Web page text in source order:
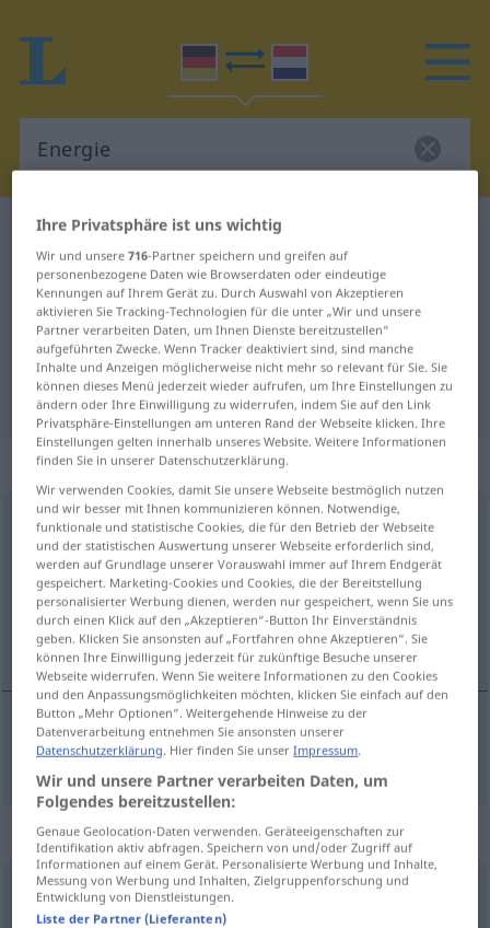
Deutsch-Niederländisch Wörterbuch
Deutsch-Niederländisch
Übersetzung für "Energie"
"Energie" Niederländisch
Übersetzung
„Energie“: Femininum, weiblich
Energie [-ˈgiː]f
Übersicht aller Übersetzungen
(Für mehr Details die Übersetzung anklicken/antippen)
energie
energie Energie a. FIG
Synonyme für "Energie"
Dynamik,Stärke
Ihre Privatsphäre ist uns wichtig
Wir und unsere716-Partner speichern und greifen auf
personenbezogene Daten wie Browserdaten oder eindeutige
Kennungen auf Ihrem Gerät zu. Durch Auswahl von Akzeptieren
aktivieren Sie Tracking-Technologien für die unter „Wir und unsere
Partner verarbeiten Daten, um Ihnen Dienste bereitzustellen“
aufgeführten Zwecke. Wenn Tracker deaktiviert sind, sind manche
Inhalte und Anzeigen möglicherweise nicht mehr so relevant für Sie. Sie
können dieses Menü jederzeit wieder aufrufen, um Ihre Einstellungen zu
ändern oder Ihre Einwilligung zu widerrufen, indem Sie auf den Link
Privatsphäre-Einstellungen am unteren Rand der Webseite klicken. Ihre
Einstellungen gelten innerhalb unseres Website. Weitere Informationen
finden Sie in unserer Datenschutzerklärung.
Wir verwenden Cookies, damit Sie unsere Webseite bestmöglich nutzen
und wir besser mit Ihnen kommunizieren können. Notwendige,
funktionale und statistische Cookies, die für den Betrieb der Webseite
und der statistischen Auswertung unserer Webseite erforderlich sind,
werden auf Grundlage unserer Vorauswahl immer auf Ihrem Endgerät
gespeichert. Marketing-Cookies und Cookies, die der Bereitstellung
personalisierter Werbung dienen, werden nur gespeichert, wenn Sie uns
durch einen Klick auf den „Akzeptieren“-Button Ihr Einverständnis
geben. Klicken Sie ansonsten auf „Fortfahren ohne Akzeptieren“. Sie
können Ihre Einwilligung jederzeit für zukünftige Besuche unserer
Webseite widerrufen. Wenn Sie weitere Informationen zu den Cookies
und den Anpassungsmöglichkeiten möchten, klicken Sie einfach auf den
Button „Mehr Optionen“. Weitergehende Hinweise zu der
Datenverarbeitung entnehmen Sie ansonsten unserer
Datenschutzerklärung. Hier finden Sie unserImpressum.
Wir und unsere Partner verarbeiten Daten, um
Folgendes bereitzustellen:
Genaue Geolocation-Daten verwenden. Geräteeigenschaften zur
Identifikation aktiv abfragen. Speichern von und/oder Zugriff auf
Informationen auf einem Gerät. Personalisierte Werbung und Inhalte,
Messung von Werbung und Inhalten, Zielgruppenforschung und
Entwicklung von Dienstleistungen.
Liste der Partner (Lieferanten)